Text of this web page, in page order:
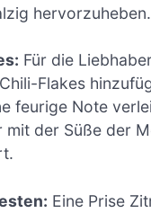
hervorzuheben.
Für die
Flakes
feurige Note
mit der Süße der
Eine Prise